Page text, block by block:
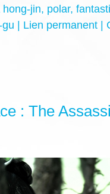
hong-jin, polar,
gu Lien permanent
: The